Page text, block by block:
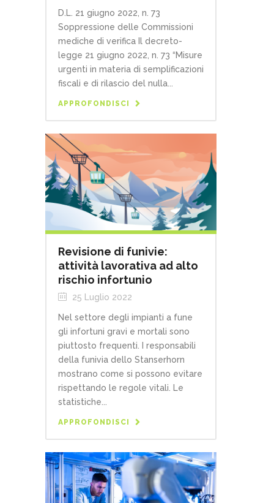
D.L. 21 giugno 2022, n. 73
Soppressione delle Commissioni
mediche di verifica Il decreto-
legge 21 giugno 2022, n. 73 “Misure
urgenti in materia di semplificazioni
fiscali e di rilascio del nulla...
APPROFONDISCI
Revisione di funivie:
attività lavorativa ad alto
rischio infortunio
25 Luglio 2022
Nel settore degli impianti a fune
gli infortuni gravi e mortali sono
piuttosto frequenti. I responsabili
della funivia dello Stanserhorn
mostrano come si possono evitare
rispettando le regole vitali. Le
statistiche...
APPROFONDISCI